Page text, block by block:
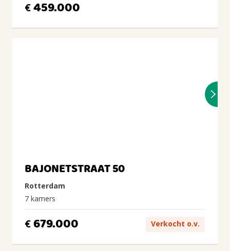
€459.000
BAJONETSTRAAT 50
Rotterdam
7 kamers
€679.000 Verkocht o.v.